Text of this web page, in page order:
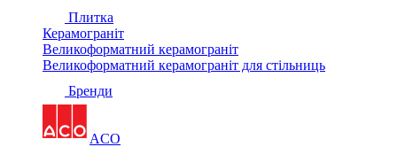
Плитка
Керамограніт
Великоформатний керамограніт
Великоформатний керамограніт для стільниць
Бренди
ACO